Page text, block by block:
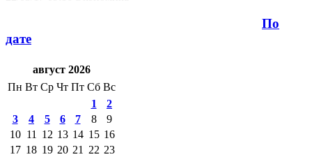
По
дате
август 2026
Пн Вт Ср Чт Пт Сб Вс
1
2
3
4 5 6 7 8
9
10 11 12 13 14 15 16
17 18 19 20 21 22 23